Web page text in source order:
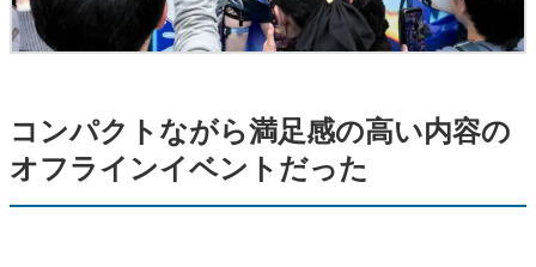
コンパクトながら満足感の高い内容の
オフラインイベントだった